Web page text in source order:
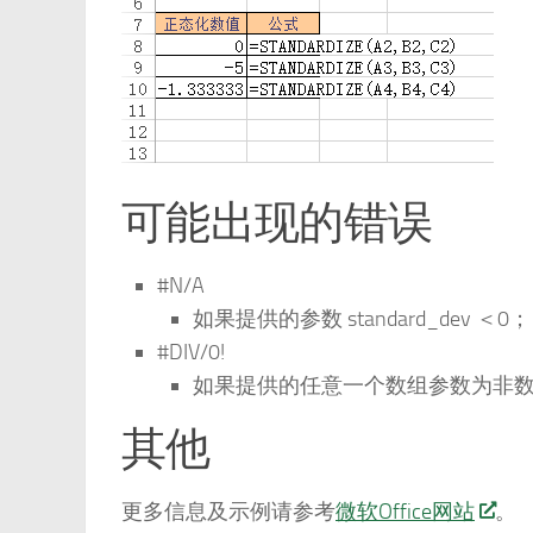
可能出现的错误
#N/A
如果提供的参数 standard_dev ＜0；
#DIV/0!
如果提供的任意一个数组参数为非数
其他
更多信息及示例请参考微软Office网站 。